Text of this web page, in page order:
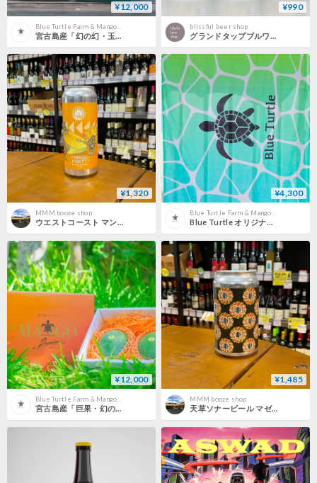
¥12,000
宮古島産「幻の幻・玉文Gyokubunマンゴー」1大玉 限定品
¥990
blissful beer shop
グランドタップブルワリー - アンマラ / GROUNDTAP BREWERY - ANMARA 350ml
¥1,320
MMM booze shop
ウエストコースト マンゴーパーティー Session Hazy IPA w/マンゴー （ WCB / Mango Party Session Hazy IPA w/mango )
¥4,300
Blue Turtle オリジナルビーチタオル
¥12,000
Blue Turtle Farm & Mango Cafe
宮古島産「巨果・幻のキーツマンゴー」2玉
¥1,485
MMM booze shop
天草ソナービール マゼルマゼル フルーツスムージーサワー ( Amakusa Sonar Beer / Mazeru Mazeru Fruits Smoothie Sour )